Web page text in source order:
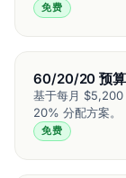
免费
60/20/20 预算
基于每月
20% 分配方案。
免费